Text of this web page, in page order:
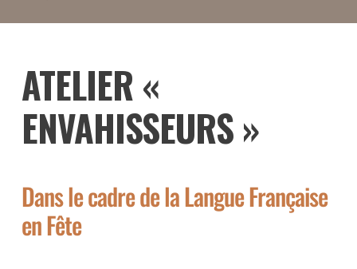
ATELIER «
ENVAHISSEURS »
Dans le cadre de la Langue Française
en Fête